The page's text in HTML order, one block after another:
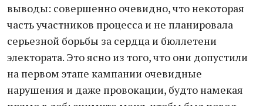
выводы: совершенно очевидно, что некоторая
часть участников процесса и не планировала
серьезной борьбы за сердца и бюллетени
электората. Это ясно из того, что они допустили
на первом этапе кампании очевидные
нарушения и даже провокации, будто намекая